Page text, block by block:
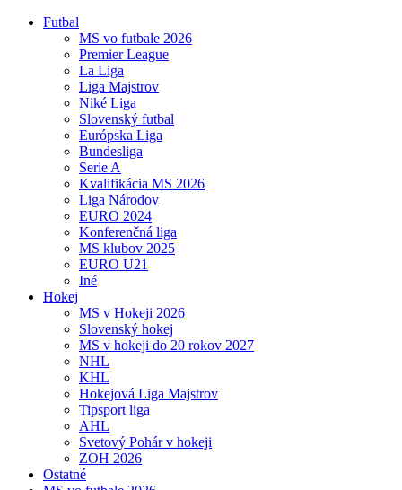
Futbal
MS vo futbale 2026
Premier League
La Liga
Liga Majstrov
Niké Liga
Slovenský futbal
Európska Liga
Bundesliga
Serie A
Kvalifikácia MS 2026
Liga Národov
EURO 2024
Konferenčná liga
MS klubov 2025
EURO U21
Iné
Hokej
MS v Hokeji 2026
Slovenský hokej
MS v hokeji do 20 rokov 2027
NHL
KHL
Hokejová Liga Majstrov
Tipsport liga
AHL
Svetový Pohár v hokeji
ZOH 2026
Ostatné